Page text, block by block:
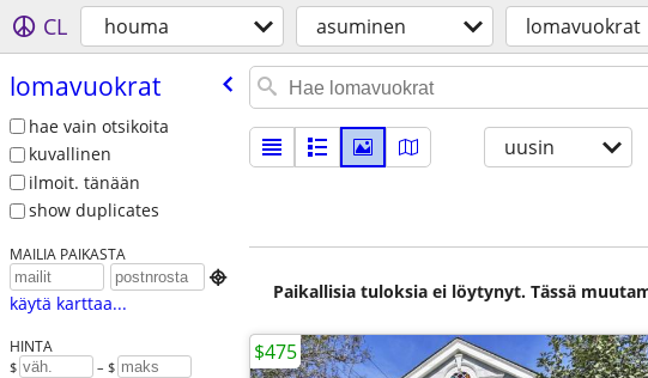
CL houma asuminen lomavuokrat
lomavuokrat
hae vain otsikoita
kuvallinen
ilmoit. tänään
show duplicates
MAILIA PAIKASTA

käytä karttaa...
HINTA
$ – $
uusin
Paikallisia tuloksia ei löytynyt. Tässä
$475